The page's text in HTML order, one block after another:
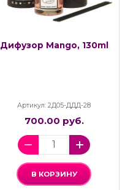
Дифузор Mango, 130ml
Артикул: 2Д05-ДДД-28
700.00 руб.
В КОРЗИНУ